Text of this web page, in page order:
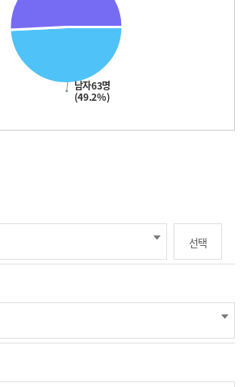
남자63명
(49.2%)
선택